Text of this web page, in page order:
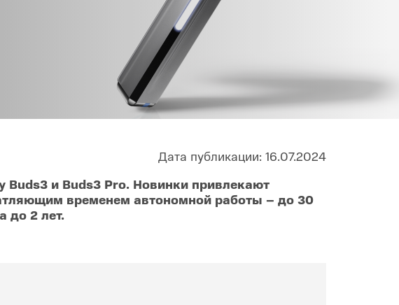
Infinix
Infinix GT
Infinix Note
Camon
Pova
Дата публикации: 16.07.2024
и Buds3 Pro. Новинки привлекают
временем автономной работы – до 30
до 2 лет.